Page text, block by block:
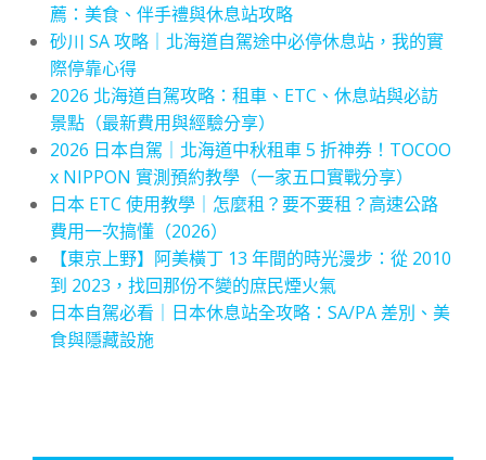
薦：美食、伴手禮與休息站攻略
砂川 SA 攻略｜北海道自駕途中必停休息站，我的實
際停靠心得
2026 北海道自駕攻略：租車、ETC、休息站與必訪
景點（最新費用與經驗分享）
2026 日本自駕｜北海道中秋租車 5 折神券！TOCOO
x NIPPON 實測預約教學（一家五口實戰分享）
日本 ETC 使用教學｜怎麼租？要不要租？高速公路
費用一次搞懂（2026）
【東京上野】阿美橫丁 13 年間的時光漫步：從 2010
到 2023，找回那份不變的庶民煙火氣
日本自駕必看｜日本休息站全攻略：SA/PA 差別、美
食與隱藏設施